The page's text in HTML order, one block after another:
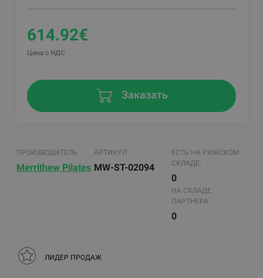
614.92€
Цена с НДС
Заказать
ПРОИЗВОДИТЕЛЬ
Merrithew Pilates
АРТИКУЛ
MW-ST-02094
ЕСТЬ НА РИЖСКОМ
СКЛАДЕ:
0
НА СКЛАДЕ
ПАРТНЕРА
0
ЛИДЕР ПРОДАЖ